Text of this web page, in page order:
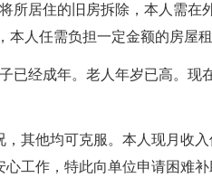
所居住的旧房拆除，本人需在
人任需负担一定金额的房屋租
已经成年。老人年岁已高。现
，其他均可克服。本人现月收
工作，特此向单位申请困难